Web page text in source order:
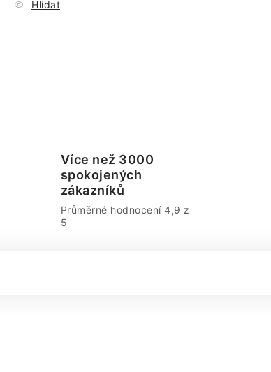
Hlídat
Více než 3000
spokojených
zákazníků
Průměrné hodnocení 4,9 z
5